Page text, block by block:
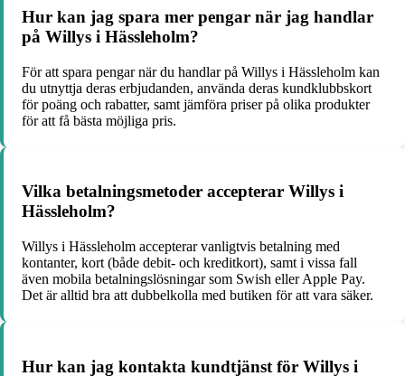
Hur kan jag spara mer pengar när jag handlar
på Willys i Hässleholm?
För att spara pengar när du handlar på Willys i Hässleholm kan
du utnyttja deras erbjudanden, använda deras kundklubbskort
för poäng och rabatter, samt jämföra priser på olika produkter
för att få bästa möjliga pris.
Vilka betalningsmetoder accepterar Willys i
Hässleholm?
Willys i Hässleholm accepterar vanligtvis betalning med
kontanter, kort (både debit- och kreditkort), samt i vissa fall
även mobila betalningslösningar som Swish eller Apple Pay.
Det är alltid bra att dubbelkolla med butiken för att vara säker.
Hur kan jag kontakta kundtjänst för Willys i